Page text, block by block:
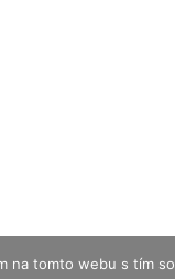
na tomto webu s tím